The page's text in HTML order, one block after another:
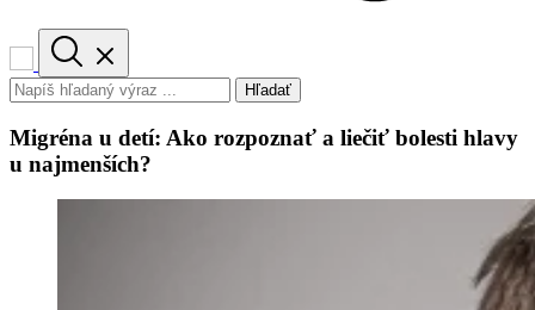
Hľadať
Migréna u detí: Ako rozpoznať a liečiť bolesti hlavy
u najmenších?